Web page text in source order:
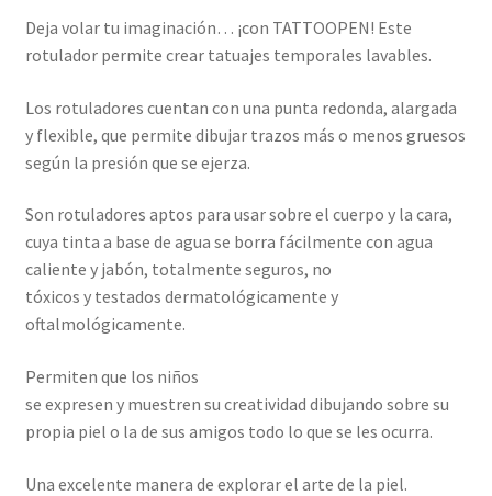
Deja volar tu imaginación… ¡con TATTOOPEN! Este
rotulador permite crear tatuajes temporales lavables.
Los rotuladores cuentan con una punta redonda, alargada
y flexible, que permite dibujar trazos más o menos gruesos
según la presión que se ejerza.
Son rotuladores aptos para usar sobre el cuerpo y la cara,
cuya tinta a base de agua se borra fácilmente con agua
caliente y jabón, totalmente seguros, no
tóxicos y testados dermatológicamente y
oftalmológicamente.
Permiten que los niños
se expresen y muestren su creatividad dibujando sobre su
propia piel o la de sus amigos todo lo que se les ocurra.
Una excelente manera de explorar el arte de la piel.